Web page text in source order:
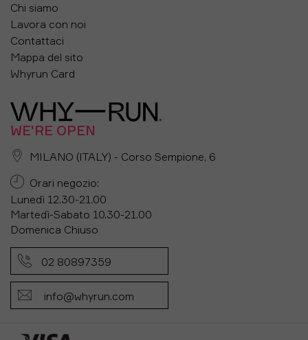
Chi siamo
Lavora con noi
Contattaci
Mappa del sito
Whyrun Card
WE'RE OPEN
MILANO (ITALY) - Corso Sempione, 6
Orari negozio:
Lunedì 12.30-21.00
Martedì-Sabato 10.30-21.00
Domenica Chiuso
02 80897359
info@whyrun.com